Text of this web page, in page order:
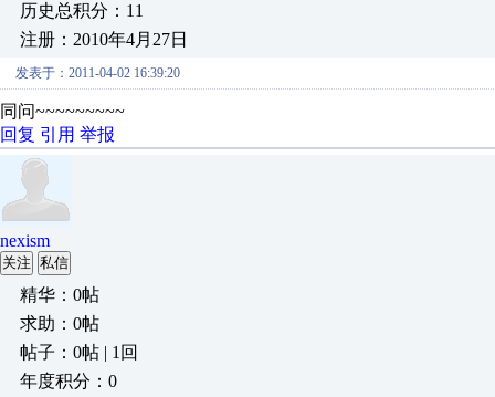
历史总积分：11
注册：2010年4月27日
发表于：2011-04-02 16:39:20
同问~~~~~~~~~
回复 引用 举报
nexism
关注 私信
精华：0帖
求助：0帖
帖子：0帖 | 1回
年度积分：0